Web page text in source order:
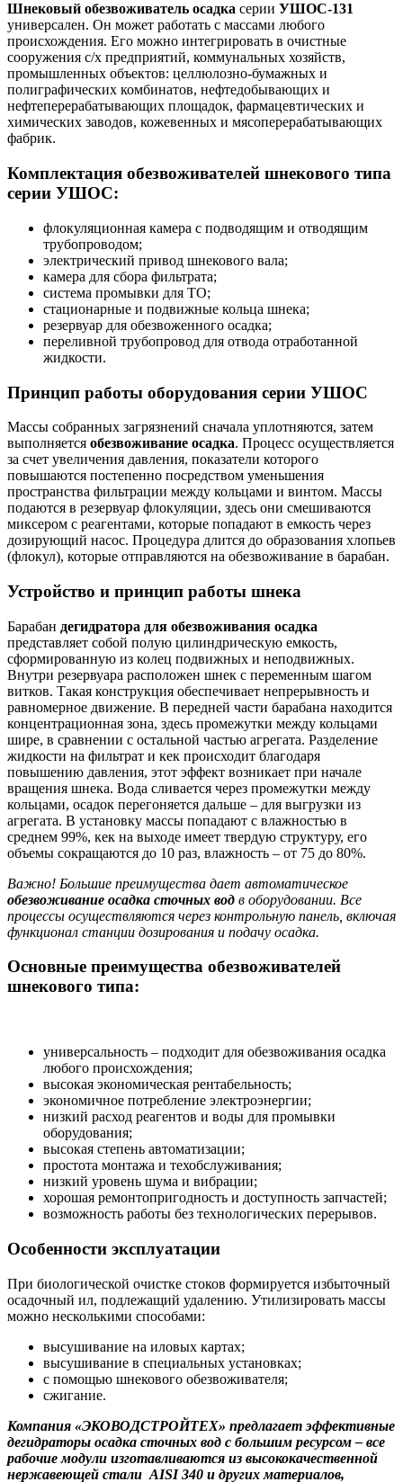
Шнековый обезвоживатель осадка серии УШОС-131
универсален. Он может работать с массами любого
происхождения. Его можно интегрировать в очистные
сооружения с/х предприятий, коммунальных хозяйств,
промышленных объектов: целлюлозно-бумажных и
полиграфических комбинатов, нефтедобывающих и
нефтеперерабатывающих площадок, фармацевтических и
химических заводов, кожевенных и мясоперерабатывающих
фабрик.
Комплектация обезвоживателей шнекового типа
серии УШОС:
флокуляционная камера с подводящим и отводящим
трубопроводом;
электрический привод шнекового вала;
камера для сбора фильтрата;
система промывки для ТО;
стационарные и подвижные кольца шнека;
резервуар для обезвоженного осадка;
переливной трубопровод для отвода отработанной
жидкости.
Принцип работы оборудования серии УШОС
Массы собранных загрязнений сначала уплотняются, затем
выполняется обезвоживание осадка. Процесс осуществляется
за счет увеличения давления, показатели которого
повышаются постепенно посредством уменьшения
пространства фильтрации между кольцами и винтом. Массы
подаются в резервуар флокуляции, здесь они смешиваются
миксером с реагентами, которые попадают в емкость через
дозирующий насос. Процедура длится до образования хлопьев
(флокул), которые отправляются на обезвоживание в барабан.
Устройство и принцип работы шнека
Барабан дегидратора для обезвоживания осадка
представляет собой полую цилиндрическую емкость,
сформированную из колец подвижных и неподвижных.
Внутри резервуара расположен шнек с переменным шагом
витков. Такая конструкция обеспечивает непрерывность и
равномерное движение. В передней части барабана находится
концентрационная зона, здесь промежутки между кольцами
шире, в сравнении с остальной частью агрегата. Разделение
жидкости на фильтрат и кек происходит благодаря
повышению давления, этот эффект возникает при начале
вращения шнека. Вода сливается через промежутки между
кольцами, осадок перегоняется дальше – для выгрузки из
агрегата. В установку массы попадают с влажностью в
среднем 99%, кек на выходе имеет твердую структуру, его
объемы сокращаются до 10 раз, влажность – от 75 до 80%.
Важно! Большие преимущества дает автоматическое
обезвоживание осадка сточных вод в оборудовании. Все
процессы осуществляются через контрольную панель, включая
функционал станции дозирования и подачу осадка.
Основные преимущества обезвоживателей
шнекового типа:
универсальность – подходит для обезвоживания осадка
любого происхождения;
высокая экономическая рентабельность;
экономичное потребление электроэнергии;
низкий расход реагентов и воды для промывки
оборудования;
высокая степень автоматизации;
простота монтажа и техобслуживания;
низкий уровень шума и вибрации;
хорошая ремонтопригодность и доступность запчастей;
возможность работы без технологических перерывов.
Особенности эксплуатации
При биологической очистке стоков формируется избыточный
осадочный ил, подлежащий удалению. Утилизировать массы
можно несколькими способами:
высушивание на иловых картах;
высушивание в специальных установках;
с помощью шнекового обезвоживателя;
сжигание.
Компания «ЭКОВОДСТРОЙТЕХ» предлагает эффективные
дегидраторы осадка сточных вод с большим ресурсом – все
рабочие модули изготавливаются из высококачественной
нержавеющей стали AISI340 и других материалов,